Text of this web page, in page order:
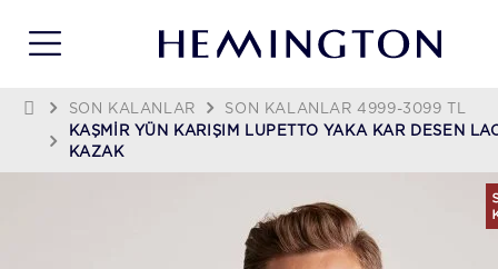
SON KALANLAR
SON KALANLAR 4999-3099 TL
KAŞMIR YÜN KARIŞIM LUPETTO YAKA KAR DESEN
KAZAK